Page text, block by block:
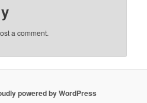
a comment.
powered by WordPress